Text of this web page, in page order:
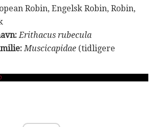
Robin, Engelsk Robin, Robin,
Erithacus rubecula
Muscicapidae (tidligere